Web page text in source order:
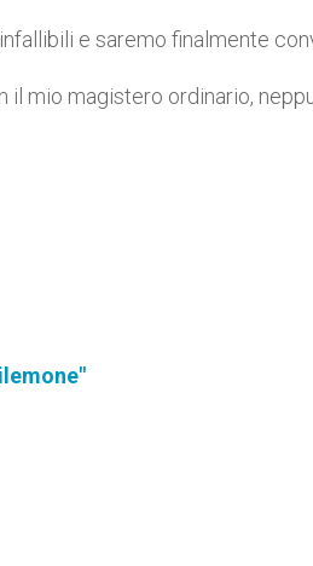
e saremo finalmente
mio magistero ordinario,